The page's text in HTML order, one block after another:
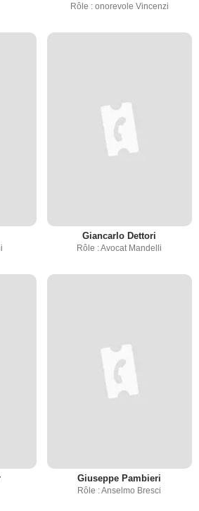
Rôle : onorevole Vincenzi
Giancarlo Dettori
Rôle : Avocat Mandelli
Giuseppe Pambieri
Rôle : Anselmo Bresci